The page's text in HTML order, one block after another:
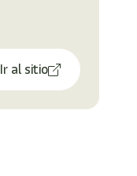
Ir al sitio